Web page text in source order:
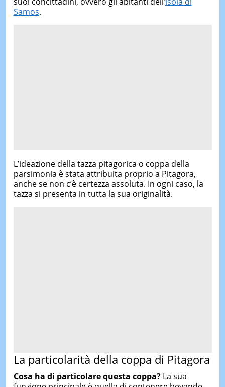
Samos.
L’ideazione della tazza pitagorica o coppa della
parsimonia è stata attribuita proprio a Pitagora,
anche se non c’è certezza assoluta. In ogni caso, la
tazza si presenta in tutta la sua originalità.
La particolarità della coppa di Pitagora
Cosa ha di particolare questa coppa?La sua